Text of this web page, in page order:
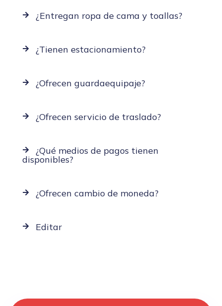
¿Entregan ropa de cama y toallas?
¿Tienen estacionamiento?
¿Ofrecen guardaequipaje?
¿Ofrecen servicio de traslado?
¿Qué medios de pagos tienen
disponibles?
¿Ofrecen cambio de moneda?
Editar